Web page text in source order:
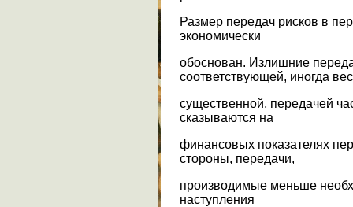
Размер передач рисков в
экономически
обоснован. Излишние
соответствующей, иногда
существенной, передачей
сказываются на
финансовых показателях
стороны, передачи,
производимые меньше
наступления